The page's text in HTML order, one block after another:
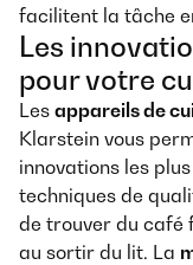
facilitent la tâche
Les
pour votre
Les appareils de
Klarstein vous
innovations les
techniques de
de trouver du
au sortir du lit. La